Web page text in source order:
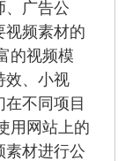
、广告公
视频素材的
的视频模
效、小视
不同项目
用网站上的
素材进行公